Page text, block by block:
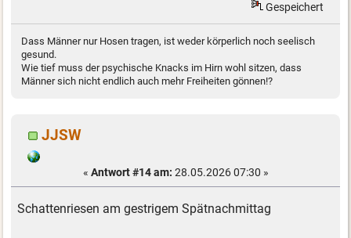
Gespeichert
Dass Männer nur Hosen tragen, ist weder körperlich noch seelisch
gesund.
Wie tief muss der psychische Knacks im Hirn wohl sitzen, dass
Männer sich nicht endlich auch mehr Freiheiten gönnen!?
JJSW
« Antwort #14 am: 28.05.2026 07:30 »
Schattenriesen am gestrigem Spätnachmittag